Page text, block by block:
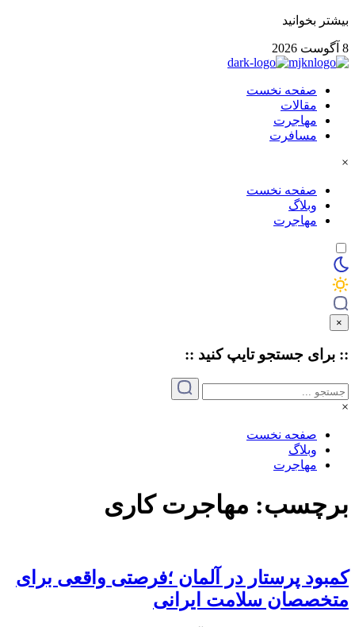
بیشتر بخوانید
8 آگوست 2026
صفحه نخست
مقالات
مهاجرت
مسافرت
×
صفحه نخست
وبلاگ
مهاجرت
×
:: برای جستجو تایپکنید ::
×
صفحه نخست
وبلاگ
مهاجرت
برچسب: مهاجرت کاری
کمبود پرستار در آلمان ؛فرصتی واقعی برای
متخصصان سلامت ایرانی